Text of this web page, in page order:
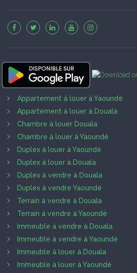
Appartement à louer à Yaoundé
Appartement à louer à Douala
Chambre à louer Douala
Chambre à louer à Yaoundé
Duplex à louer à Yaoundé
Duplex à louer à Douala
Duplex à vendre à Douala
Duplex à vendre Yaoundé
Terrain à vendre à Douala
Terrain à vendre à Yaoundé
Immeuble à vendre à Douala
Immeuble à vendre à Yaoundé
Immeuble à louer à Douala
Immeuble à louer à Yaoundé